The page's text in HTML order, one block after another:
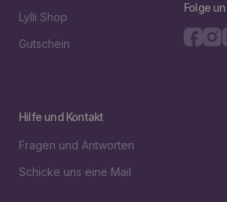
Lylli Shop
Gutschein
Folge
Hilfe und Kontakt
Fragen und Antworten
Schicke uns eine Mail